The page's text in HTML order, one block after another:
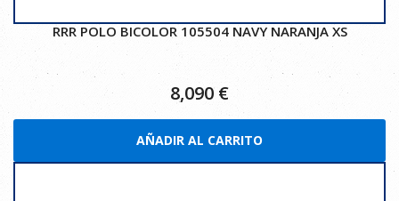
RRR POLO BICOLOR 105504 NAVY NARANJA XS
8,090 €
AÑADIR AL CARRITO